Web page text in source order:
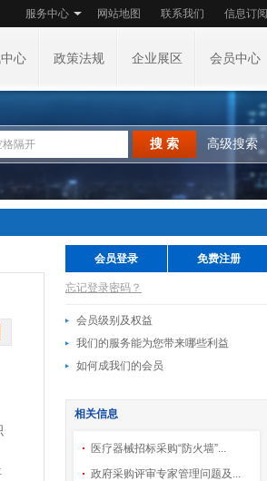
服务中心 网站地图 联系我们 信息订阅
心 政策法规 企业展区 会员中心
搜 索 高级搜索
会员登录 免费注册
忘记登录密码？
会员级别及权益
我们的服务能为您带来哪些利益
如何成我们的会员
相关信息
医疗器械招标采购“防火墙”...
政府采购评审专家管理问题及...